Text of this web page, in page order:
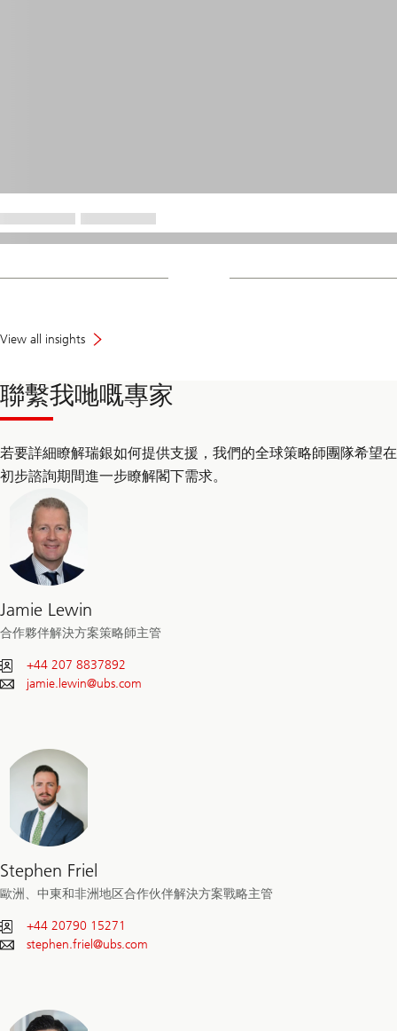
View all insights
聯繫我哋嘅專家
若要詳細瞭解瑞銀如何提供支援，我們的全球策略師團隊希望在
初步諮詢期間進一步瞭解閣下需求。
Jamie Lewin
合作夥伴解決方案策略師主管
+44 207 8837892
jamie.lewin@ubs.com
Stephen Friel
歐洲、中東和非洲地区合作伙伴解決方案戰略主管
+44 20790 15271
stephen.friel@ubs.com